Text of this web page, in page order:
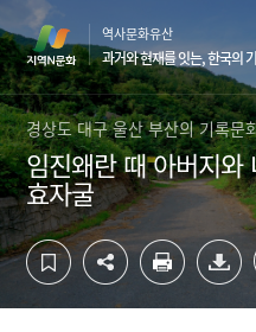
텐
츠
영
역
바
로
가
기
단
영
역
바
로
가
기
역사문화유산
과거와 현재를 잇는, 한국의
경상도 대구 울산 부산의 기록문
임진왜란 때 아버지
효자굴